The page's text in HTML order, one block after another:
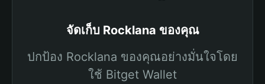
จัดเก็บ Rocklana ของคุณ
ปกป้อง Rocklana ของคุณอย่างมั่นใจโดย
ใช้ Bitget Wallet